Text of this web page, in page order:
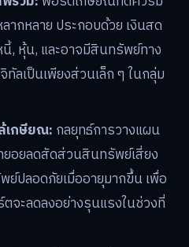
ากหลาย ประกอบด้วย เงินสด
, หุ้น, และอาจมีสินทรัพย์ทาง
ลเป็นเพียงส่วนเล็ก ๆ ในกลุ่ม
เกษียณ: กลยุทธ์การวางแผน
อยลดสัดส่วนสินทรัพย์เสี่ยง
ปลอดภัยเมื่ออายุมากขึ้น เพื่อ
จะลดลงอย่างรุนแรงในช่วงที่